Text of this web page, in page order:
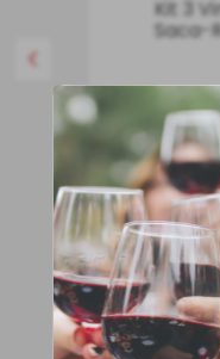
Kit 3
Saca-
R$